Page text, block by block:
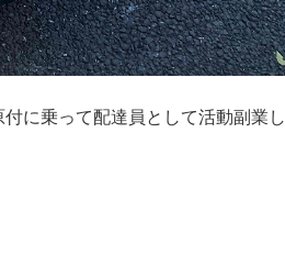
に乗って配達員として活動副業し